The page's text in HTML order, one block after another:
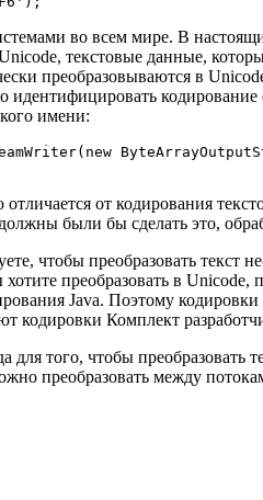
во всем мире. В
текстовые данные,
преобразовываются в
кодирование
имени:
от кодирования
были бы сделать это,
чтобы преобразовать текст
преобразовать в
Java. Поэтому
Комплект
для того, чтобы
преобразовать между